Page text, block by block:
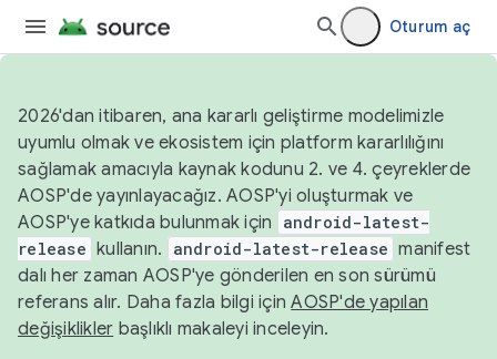
Oturum aç
2026'dan itibaren, ana kararlı geliştirme modelimizle
uyumlu olmak ve ekosistem için platform kararlılığını
sağlamak amacıyla kaynak kodunu 2. ve 4. çeyreklerde
AOSP'de yayınlayacağız. AOSP'yi oluşturmak ve
AOSP'ye katkıda bulunmak için
android-latest-
release kullanın. android-latest-release manifest
dalı her zaman AOSP'ye gönderilen en son sürümü
referans alır. Daha fazla bilgi içinAOSP'de yapılan
değişiklikler başlıklı makaleyi inceleyin.